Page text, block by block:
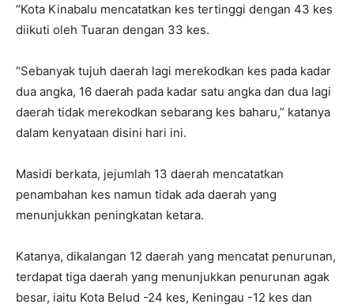
“Kota Kinabalu mencatatkan kes tertinggi dengan 43 kes
diikuti oleh Tuaran dengan 33 kes.
“Sebanyak tujuh daerah lagi merekodkan kes pada kadar
dua angka, 16 daerah pada kadar satu angka dan dua lagi
daerah tidak merekodkan sebarang kes baharu,” katanya
dalam kenyataan disini hari ini.
Masidi berkata, jejumlah 13 daerah mencatatkan
penambahan kes namun tidak ada daerah yang
menunjukkan peningkatan ketara.
Katanya, dikalangan 12 daerah yang mencatat penurunan,
terdapat tiga daerah yang menunjukkan penurunan agak
besar, iaitu Kota Belud -24 kes, Keningau -12 kes dan